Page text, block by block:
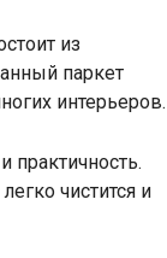
из
паркет
интерьеров.
практичность.
чистится и